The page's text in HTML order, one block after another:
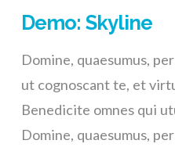
Demo: Skyline
Domine, quaesumus,
ut cognoscant te, et
Benedicite omnes qui
Domine, quaesumus,